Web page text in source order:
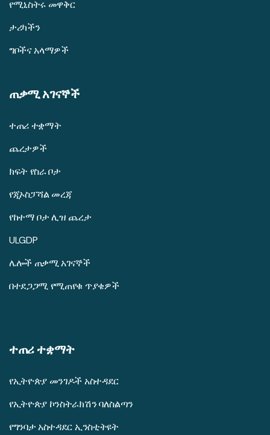
የሚኒስትሩ መዋቅር
ታሪካችን
ግቦችና አላማዎች
ጠቃሚ አገናኞች
ተጠሪ ተቋማት
ጨረታዎች
ክፍት የስራ ቦታ
የጂኦስፓሻል መረጃ
የከተማ ቦታ ሊዝ ጨረታ
ULGDP
ሌሎች ጠቃሚ አገናኞች
በተደጋጋሚ የሚጠየቁ ጥያቄዎች
ተጠሪ ተቋማት
የኢትዮጵያ መንገዶች አስተዳደር
የኢትዮጵያ ኮንስትራክሽን ባለስልጣን
የግንባታ አስተዳደር ኢንስቲትዩት